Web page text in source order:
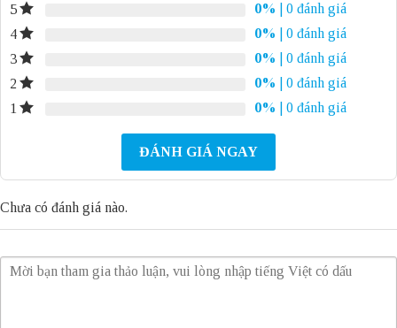
5 0%
| 0 đánh giá
4
0%
| 0 đánh giá
3
0%
| 0 đánh giá
2
0%
| 0 đánh giá
1
0% | 0 đánh giá
ĐÁNH GIÁ NGAY
Chưa có đánh giá nào.